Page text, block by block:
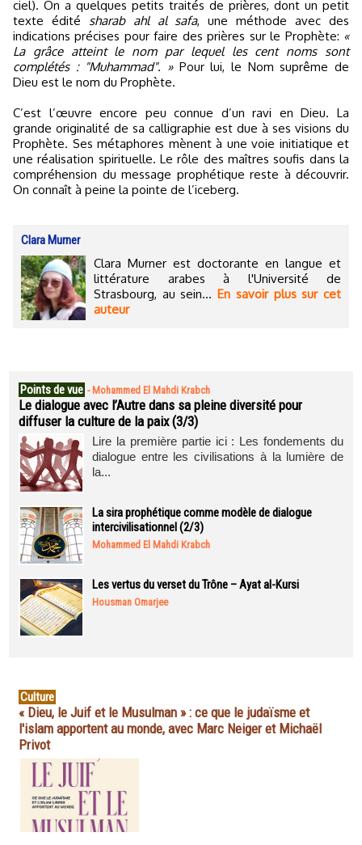
ciel). On a quelques petits traités de prières, dont un petit
texte édité sharab ahl al safa, une méthode avec des
indications précises pour faire des prières sur le Prophète: «
La grâce atteint le nom par lequel les cent noms sont
complétés : "Muhammad". »Pour lui, le Nom suprême de
Dieu est le nom du Prophète.
C’est l’œuvre encore peu connue d’un ravi en Dieu. La
grande originalité de sa calligraphie est due à ses visions du
Prophète. Ses métaphores mènent à une voie initiatique et
une réalisation spirituelle. Le rôle des maîtres soufis dans la
compréhension du message prophétique reste à découvrir.
On connaît à peine la pointe de l’iceberg.
Clara Murner
Clara Murner est doctorante en langue et
littérature arabes à l'Université de
Strasbourg, au sein... En savoir plus sur cet
auteur
Points de vue - Mohammed El Mahdi Krabch
Le dialogue avec l’Autre dans sa pleine diversité pour
diffuser la culture de la paix (3/3)
Lire la première partie ici : Les fondements du
dialogue entre les civilisations à la lumière de
la...
La sira prophétique comme modèle de dialogue
intercivilisationnel (2/3)
Mohammed El Mahdi Krabch
Les vertus du verset du Trône – Ayat al-Kursi
Housman Omarjee
Culture
« Dieu, le Juif et le Musulman » : ce que le judaïsme et
l'islam apportent au monde, avec Marc Neiger et Michaël
Privot